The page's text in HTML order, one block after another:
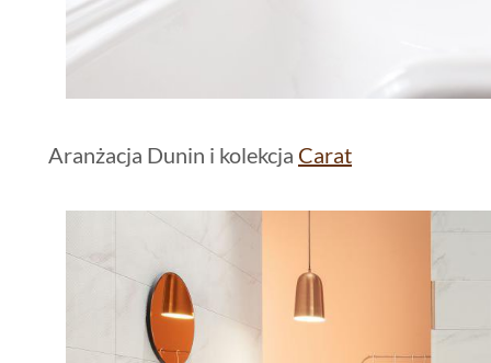
Aranżacja Dunin i kolekcja Carat